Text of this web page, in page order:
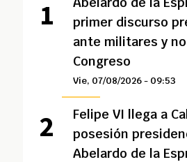
primer discurso
ante militares y
Congreso
Vie, 07/08/2026 - 09:53
Felipe VI llega a
posesión
Abelardo de la